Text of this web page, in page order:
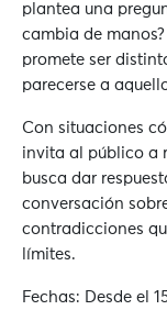
plantea una
cambia de
promete ser
parecerse a
Con situaciones
invita al público a
busca dar
conversación
contradicciones
límites.
Fechas: Desde el